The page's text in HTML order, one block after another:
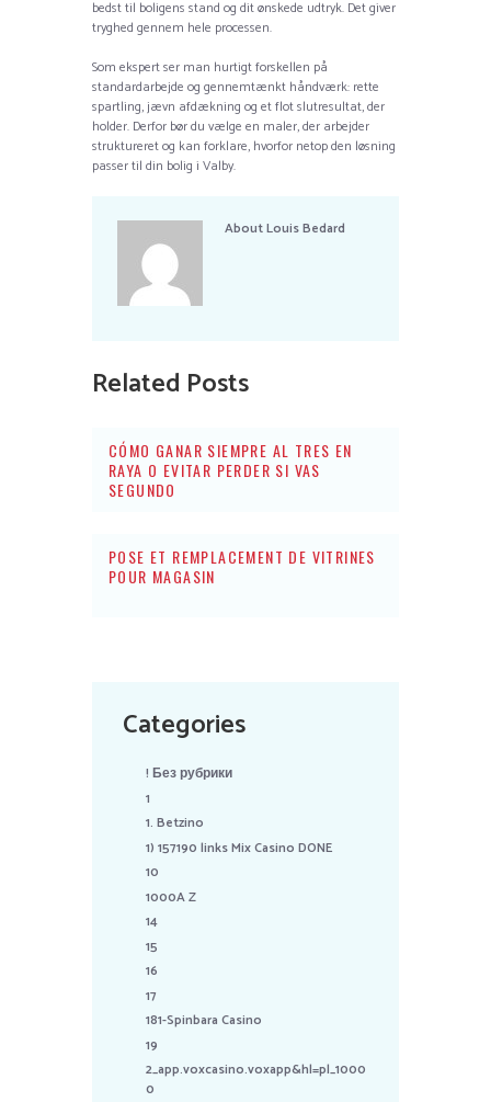
bedst til boligens stand og dit ønskede udtryk. Det giver
tryghed gennem hele processen.
Som ekspert ser man hurtigt forskellen på
standardarbejde og gennemtænkt håndværk: rette
spartling, jævn afdækning og et flot slutresultat, der
holder. Derfor bør du vælge en maler, der arbejder
struktureret og kan forklare, hvorfor netop den løsning
passer til din bolig i Valby.
AboutLouis Bedard
Related Posts
CÓMO GANAR SIEMPRE AL TRES EN
RAYA O EVITAR PERDER SI VAS
SEGUNDO
POSE ET REMPLACEMENT DE VITRINES
POUR MAGASIN
Categories
! Без рубрики
1
1. Betzino
1) 157190 links Mix Casino DONE
10
1000A Z
14
15
16
17
181-Spinbara Casino
19
2_app.voxcasino.voxapp&hl=pl_1000
0